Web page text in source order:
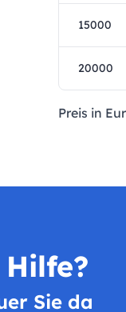
15000
20000
Preis in
Sie da